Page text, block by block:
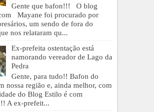
Gente que bafon!!! O blog
Mayane foi procurado por
um sendo de fora do
nos relataram qu...
Ex-prefeita ostentação está
namorando vereador de Lago da
Pedra
Gente, para tudo!! Bafon do
nossa região e, ainda melhor, com
do Blog Estilo é com
A ex-prefeit...